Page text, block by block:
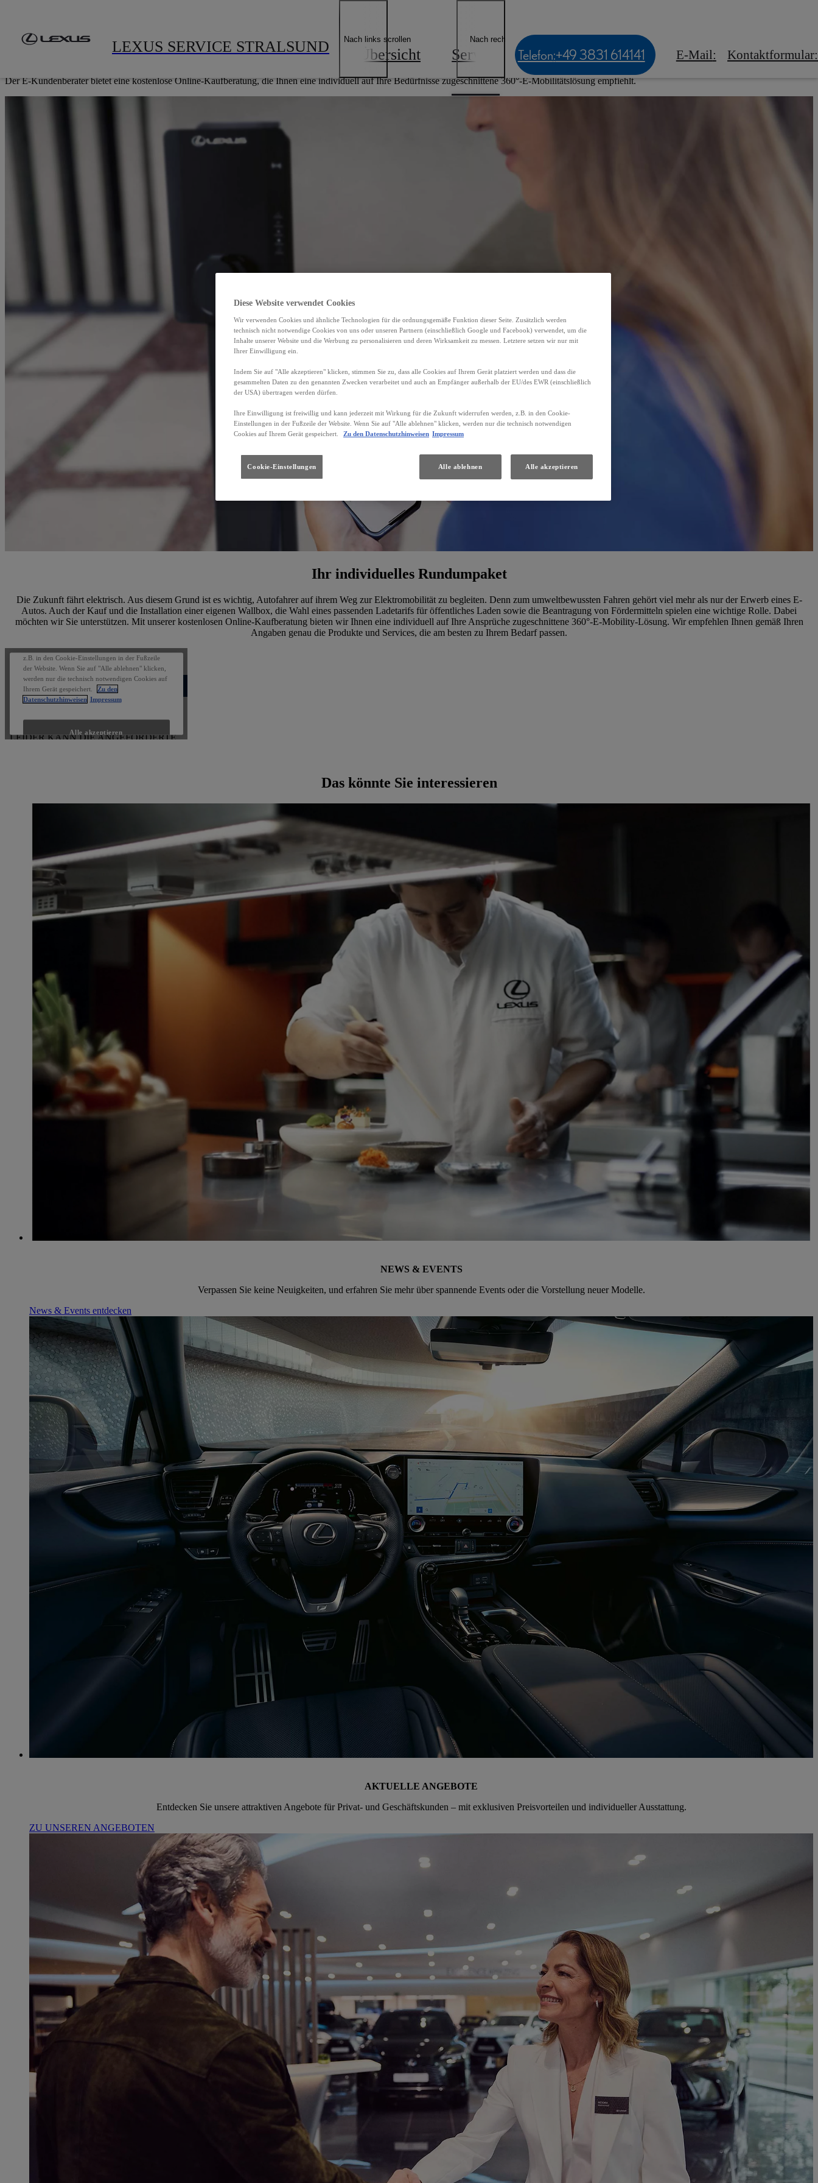
LEXUS SERVICE STRALSUND Übersicht Service News & Events
Nach links scrollen Nach rechts scrollen
Telefon:+49 3831 614141 E-Mail: Kontaktformular:
E-KUNDENBERATER
Der E-Kundenberater bietet eine kostenlose Online-Kaufberatung, die Ihnen eine individuell auf Ihre Bedürfnisse zugeschnittene 360°-E-Mobilitätslösung empfiehlt.
Ihr individuelles Rundumpaket
Die Zukunft fährt elektrisch. Aus diesem Grund ist es wichtig, Autofahrer auf ihrem Weg zur Elektromobilität zu begleiten. Denn zum umweltbewussten Fahren gehört viel mehr als nur der Erwerb eines E-
Autos. Auch der Kauf und die Installation einer eigenen Wallbox, die Wahl eines passenden Ladetarifs für öffentliches Laden sowie die Beantragung von Fördermitteln spielen eine wichtige Rolle. Dabei
möchten wir Sie unterstützen. Mit unserer kostenlosen Online-Kaufberatung bieten wir Ihnen eine individuell auf Ihre Ansprüche zugeschnittene 360°-E-Mobility-Lösung. Wir empfehlen Ihnen gemäß Ihren
Angaben genau die Produkte und Services, die am besten zu Ihrem Bedarf passen.
Das könnte Sie interessieren
NEWS & EVENTS
Verpassen Sie keine Neuigkeiten, und erfahren Sie mehr über spannende Events oder die Vorstellung neuer Modelle.
News & Events entdecken
AKTUELLE ANGEBOTE
Entdecken Sie unsere attraktiven Angebote für Privat- und Geschäftskunden – mit exklusiven Preisvorteilen und individueller Ausstattung.
ZU UNSEREN ANGEBOTEN
Diese Website verwendet Cookies
Wir verwenden Cookies und ähnliche Technologien für die ordnungsgemäße Funktion dieser Seite. Zusätzlich werden
technisch nicht notwendige Cookies von uns oder unseren Partnern (einschließlich Google und Facebook) verwendet, um die
Inhalte unserer Website und die Werbung zu personalisieren und deren Wirksamkeit zu messen. Letztere setzen wir nur mit
Ihrer Einwilligung ein.
Indem Sie auf "Alle akzeptieren" klicken, stimmen Sie zu, dass alle Cookies auf Ihrem Gerät platziert werden und dass die
gesammelten Daten zu den genannten Zwecken verarbeitet und auch an Empfänger außerhalb der EU/des EWR (einschließlich
der USA) übertragen werden dürfen.
Ihre Einwilligung ist freiwillig und kann jederzeit mit Wirkung für die Zukunft widerrufen werden, z.B. in den Cookie-
Einstellungen in der Fußzeile der Website. Wenn Sie auf "Alle ablehnen" klicken, werden nur die technisch notwendigen
Cookies auf Ihrem Gerät gespeichert.
Zu den Datenschutzhinweisen Impressum
Cookie-Einstellungen Alle ablehnen Alle akzeptieren